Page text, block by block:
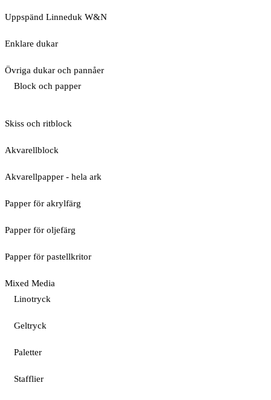
Uppspänd Linneduk W&N
Enklare dukar
Övriga dukar och pannåer
Block och papper
Skiss och ritblock
Akvarellblock
Akvarellpapper - hela ark
Papper för akrylfärg
Papper för oljefärg
Papper för pastellkritor
Mixed Media
Linotryck
Geltryck
Paletter
Stafflier